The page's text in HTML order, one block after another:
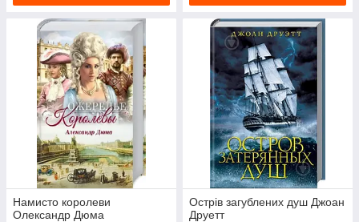
Намисто королеви
Олександр Дюма
Острів загублених душ Джоан
Друетт